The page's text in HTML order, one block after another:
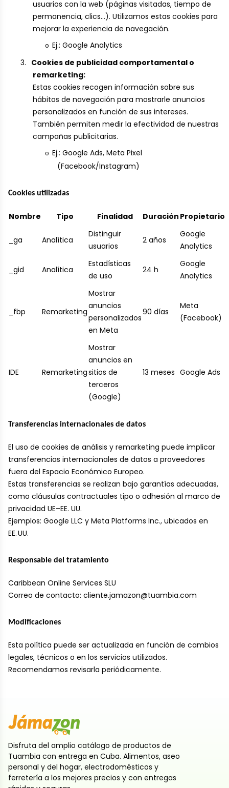
usuarios con la web (páginas visitadas, tiempo de
permanencia, clics...). Utilizamos estas cookies para
mejorar la experiencia de navegación.
o Ej.: Google Analytics
3. Cookies de publicidad comportamental o
remarketing:
Estas cookies recogen información sobre sus
hábitos de navegación para mostrarle anuncios
personalizados en función de sus intereses.
También permiten medir la efectividad de nuestras
campañas publicitarias.
o Ej.: Google Ads, Meta Pixel
(Facebook/Instagram)
Cookies utilizadas
Nombre Tipo Finalidad Duración Propietario
_ga Analítica
Distinguir
usuarios
2 años
Google
Analytics
_gid Analítica
Estadísticas
de uso
24 h
Google
Analytics
_fbp Remarketing
Mostrar
anuncios
personalizados
en Meta
90 días
Meta
(Facebook)
IDE Remarketing
Mostrar
anuncios en
sitios de
terceros
(Google)
13 meses Google Ads
Transferencias internacionales de datos
El uso de cookies de análisis y remarketing puede implicar
transferencias internacionales de datos a proveedores
fuera del Espacio Económico Europeo.
Estas transferencias se realizan bajo garantías adecuadas,
como cláusulas contractuales tipo o adhesión al marco de
privacidad UE–EE. UU.
Ejemplos: Google LLC y Meta Platforms Inc., ubicados en
EE. UU.
Responsable del tratamiento
Caribbean Online Services SLU
Correo de contacto: cliente.jamazon@tuambia.com
Modificaciones
Esta política puede ser actualizada en función de cambios
legales, técnicos o en los servicios utilizados.
Recomendamos revisarla periódicamente.
Disfruta del amplio catálogo de productos de
Tuambia con entrega en Cuba. Alimentos, aseo
personal y del hogar, electrodomésticos y
ferretería a los mejores precios y con entregas